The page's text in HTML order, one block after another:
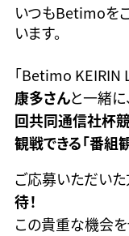
いつもBetimoを
います。
「Betimo KEIRIN
康多さんと一緒に
回共同通信社杯
観戦できる「番組
ご応募いただいた
待！
この貴重な機会を